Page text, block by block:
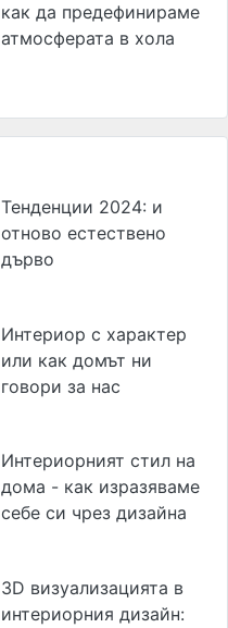
как да предефинираме
атмосферата в хола
Тенденции 2024: и
отново естествено
дърво
Интериор с характер
или как домът ни
говори за нас
Интериорният стил на
дома - как изразяваме
себе си чрез дизайна
3D визуализацията в
интериорния дизайн: